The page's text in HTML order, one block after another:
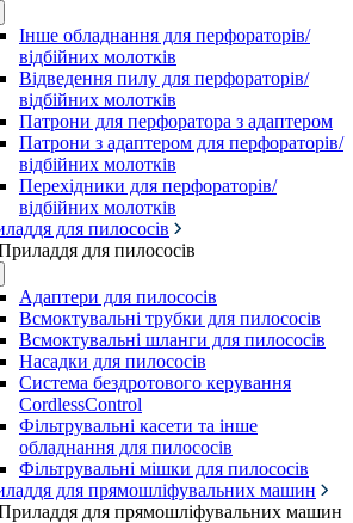
Інше обладнання для перфораторів/
відбійних молотків
Відведення пилу для перфораторів/
відбійних молотків
Патрони для перфоратора з адаптером
Патрони з адаптером для перфораторів/
відбійних молотків
Перехідники для перфораторів/
відбійних молотків
для пилососів
для пилососів
Адаптери для пилососів
Всмоктувальні трубки для пилососів
Всмоктувальні шланги для пилососів
Насадки для пилососів
Система бездротового керування
CordlessControl
Фільтрувальні касети та інше
обладнання для пилососів
Фільтрувальні мішки для пилососів
для прямошліфувальних машин
для прямошліфувальних машин